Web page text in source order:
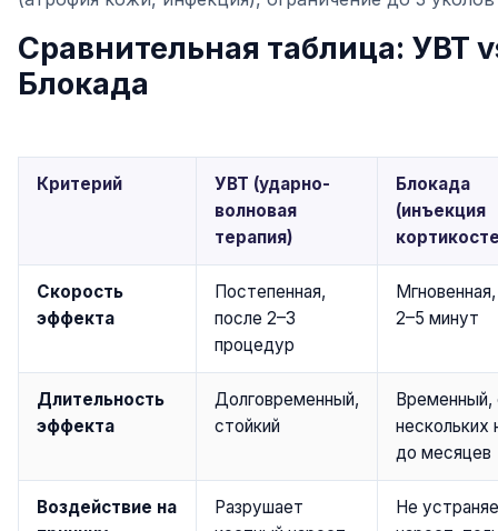
Сравнительная таблица: УВТ
Блокада
Критерий
УВТ (ударно-
волновая
терапия)
Блокада
(инъекция
Скорость
эффекта
Постепенная,
после 2–3
процедур
2–5 минут
Длительность
эффекта
Долговременный,
стойкий
Временный,
нескольких
до месяцев
Воздействие на
Разрушает
Не